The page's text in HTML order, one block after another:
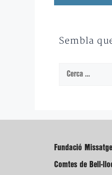
Sembla
Cerca:
Fundació
Comtes de Bell-